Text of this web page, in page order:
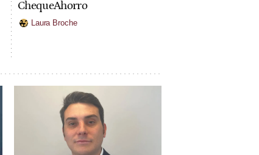
ChequeAhorro
Laura Broche